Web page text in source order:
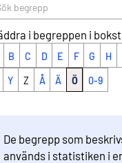
i begreppen i
B C D E F G H
Y Z Å Ä Ö 0-9
De begrepp som
används i statistiken i